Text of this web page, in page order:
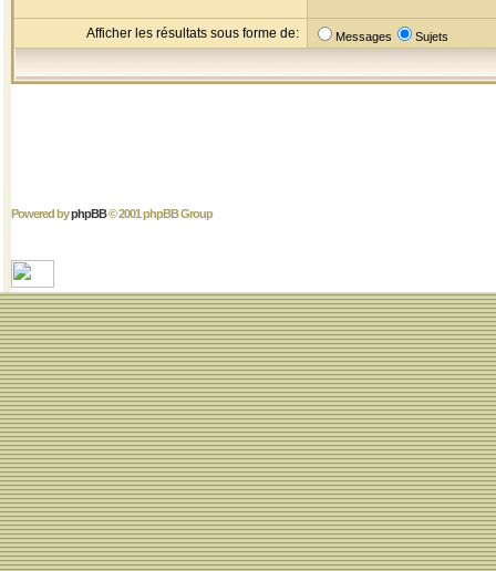
Afficher les résultats sous forme de: Messages Sujets
Powered byphpBB© 2001 phpBB Group